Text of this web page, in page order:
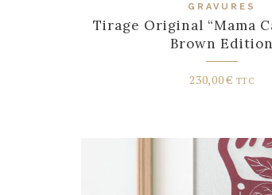
GRAVURES
Tirage Original “Mama
Brown Edition
230,00€ TTC